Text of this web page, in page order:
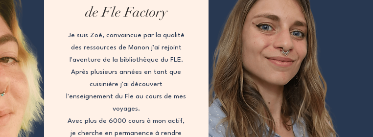
de Fle Factory
Je suis Zoé, convaincue par la qualité
des ressources de Manon j'ai rejoint
l'aventure de la bibliothèque du FLE.
Après plusieurs années en tant que
cuisinière j'ai découvert
l'enseignement du Fle au cours de mes
voyages.
Avec plus de 6000 cours à mon actif,
je cherche en permanence à rendre